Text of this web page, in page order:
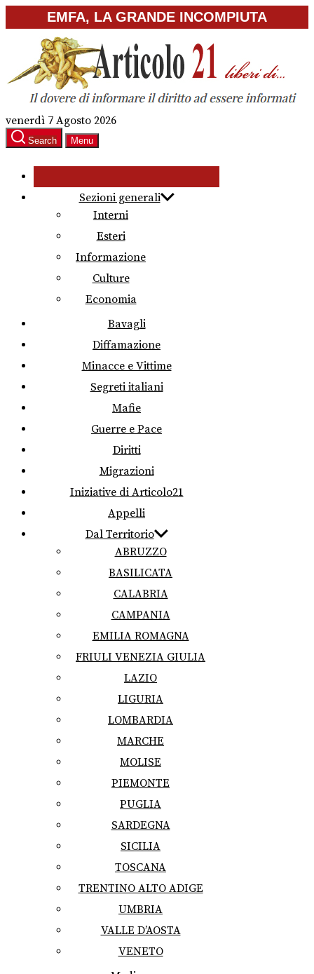
to
content
EMFA, LA GRANDE INCOMPIUTA
venerdì 7 Agosto 2026
Search Menu
Sezioni generali
Interni
Esteri
Informazione
Culture
Economia
Bavagli
Diffamazione
Minacce e Vittime
Segreti italiani
Mafie
Guerre e Pace
Diritti
Migrazioni
Iniziative di Articolo21
Appelli
Dal Territorio
ABRUZZO
BASILICATA
CALABRIA
CAMPANIA
EMILIA ROMAGNA
FRIULI VENEZIA GIULIA
LAZIO
LIGURIA
LOMBARDIA
MARCHE
MOLISE
PIEMONTE
PUGLIA
SARDEGNA
SICILIA
TOSCANA
TRENTINO ALTO ADIGE
UMBRIA
VALLE D’AOSTA
VENETO